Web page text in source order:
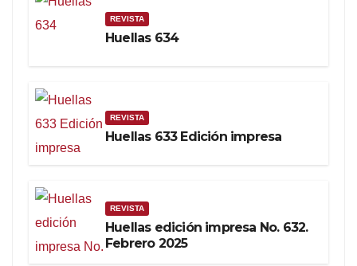
REVISTA
Huellas 634
REVISTA
Huellas 633 Edición impresa
REVISTA
Huellas edición impresa No. 632.
Febrero 2025